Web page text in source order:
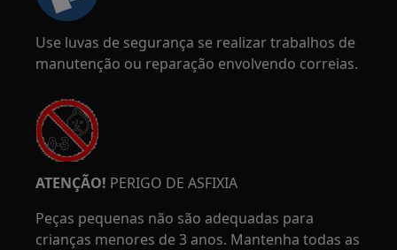
Use luvas de segurança se realizar trabalhos de
manutenção ou reparação envolvendo correias.
ATENÇÃO! PERIGO DE ASFIXIA
Peças pequenas não são adequadas para
crianças menores de 3 anos. Mantenha todas as